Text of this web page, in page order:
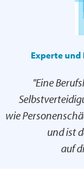
Experte und
"Eine
wie
und ist
auf